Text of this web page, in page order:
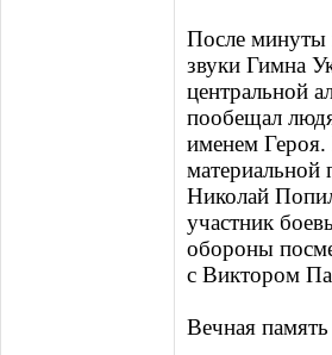
После минуты
звуки Гимна
центральной
пообещал
именем Героя.
материальной
Николай
участник
обороны
с Виктором
Вечная